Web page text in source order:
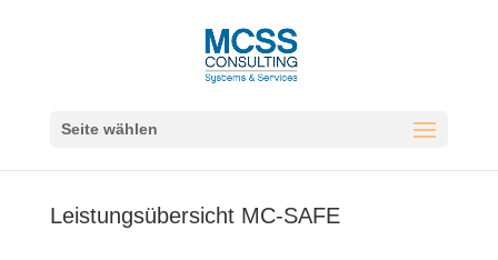
Seite wählen
Leistungsübersicht MC-SAFE